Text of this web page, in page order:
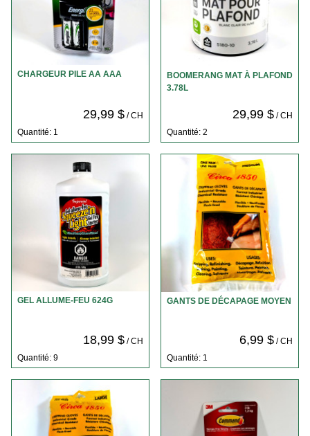
CHARGEUR PILE AA AAA
29,99 $/ CH
Quantité: 1
BOOMERANG MAT À PLAFOND
3.78L
29,99 $/ CH
Quantité: 2
GEL ALLUME-FEU 624G
18,99 $/ CH
Quantité: 9
GANTS DE DÉCAPAGE MOYEN
6,99 $/ CH
Quantité: 1